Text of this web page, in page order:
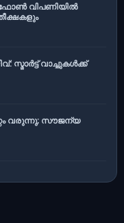
വിപണിയിൽ
സ്മാർട്ട് വാച്ചുകൾക്ക്
വരുന്നു; സൗജന്യ